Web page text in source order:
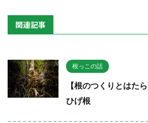
関連記事
根っこの話
【根のつくりとはた
ひげ根